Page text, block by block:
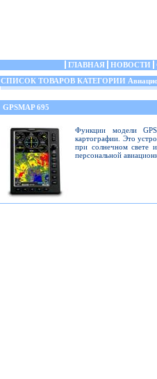
ГЛАВНАЯ НОВОСТИ
СПИСОК ТОВАРОВ КАТЕГОРИИ
GPSMAP 695
Функции модели
картографии. Это
при солнечном свете
персональной